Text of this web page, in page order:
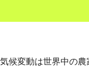
気候変動は世界中の農